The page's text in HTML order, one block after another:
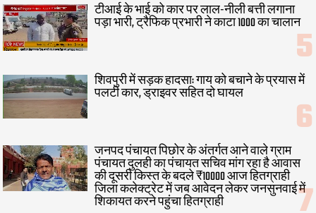
टीआई के भाई को कार पर लाल-नीली बत्ती लगाना
पड़ा भारी, ट्रैफिक प्रभारी ने काटा 1000 का चालान
शिवपुरी में सड़क हादसा: गाय को बचाने के प्रयास में
पलटी कार, ड्राइवर सहित दो घायल
जनपद पंचायत पिछोर के अंतर्गत आने वाले ग्राम
पंचायत दुलही का पंचायत सचिव मांग रहा है आवास
की दूसरी किस्त के बदले ₹10000 आज हितग्राही
जिला कलेक्ट्रेट में जब आवेदन लेकर जनसुनवाई में
शिकायत करने पहुंचा हितग्राही